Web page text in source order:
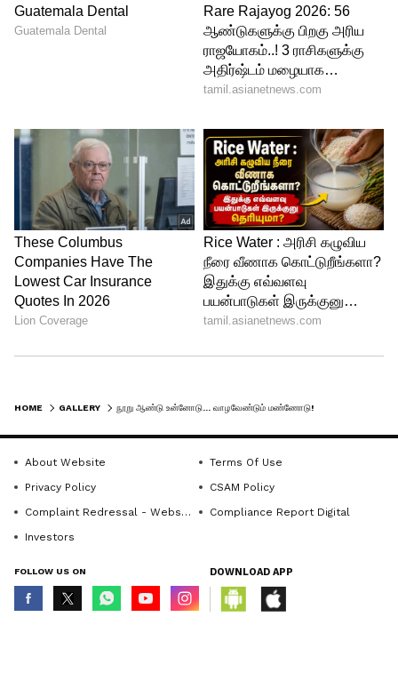
விக்னேஷ் சிவன் - நயன்தாரா ஒருவரை
ஒருவர் முத்தமிட்டுக் கொண்ட
புகைப்படங்களும் இடம்பெற்று உள்ளன.
மெருகேறிக்கிட்டே இருக்க... நயனை
ஒயினோடு ஒப்பிட்டு Women's Day
வாழ்த்து சொன்ன விக்னேஷ் சிவன்
HOME GALLERY
About Website
Terms Of Use
Privacy Policy
CSAM Policy
Complaint Redressal - Website
Compliance Report Digital
Investors
FOLLOW US ON DOWNLOAD APP